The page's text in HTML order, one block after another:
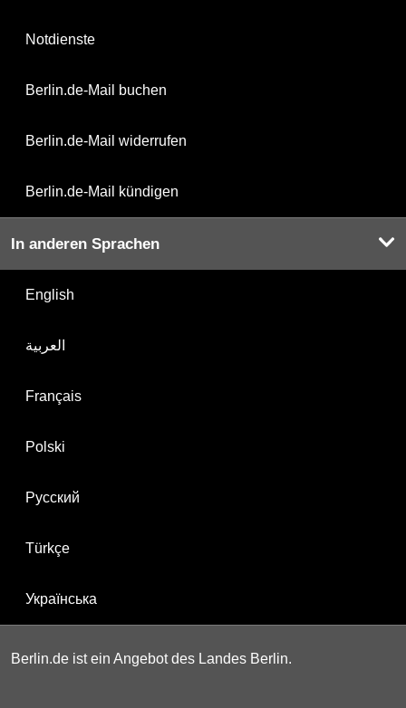
Notdienste
Berlin.de-Mail buchen
Berlin.de-Mail widerrufen
Berlin.de-Mail kündigen
In anderen Sprachen
English
العربية
Français
Polski
Русский
Türkçe
Українська
Berlin.de ist ein Angebot des Landes Berlin.